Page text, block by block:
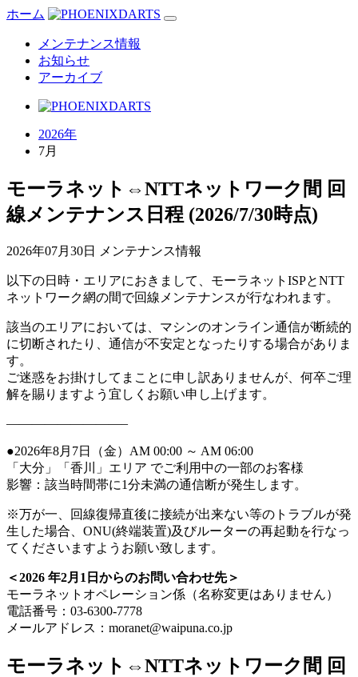
ホーム
メンテナンス情報
お知らせ
アーカイブ
2026年
7月
モーラネット⇔NTTネットワーク間 回
線メンテナンス日程 (2026/7/30時点)
2026年07月30日 メンテナンス情報
以下の日時・エリアにおきまして、モーラネットISPとNTT
ネットワーク網の間で回線メンテナンスが行なわれます。
該当のエリアにおいては、マシンのオンライン通信が断続的
に切断されたり、通信が不安定となったりする場合がありま
す。
ご迷惑をお掛けしてまことに申し訳ありませんが、何卒ご理
解を賜りますよう宜しくお願い申し上げます。
—————————–
●2026年8月7日（金）AM 00:00 ～ AM 06:00
「大分」「香川」エリア でご利用中の一部のお客様
影響：該当時間帯に1分未満の通信断が発生します。
※万が一、回線復帰直後に接続が出来ない等のトラブルが発
生した場合、ONU(終端装置)及びルーターの再起動を行なっ
てくださいますようお願い致します。
＜2026 年2月1日からのお問い合わせ先＞
モーラネットオペレーション係（名称変更はありません）
電話番号：03-6300-7778
メールアドレス：moranet@waipuna.co.jp
モーラネット⇔NTTネットワーク間 回